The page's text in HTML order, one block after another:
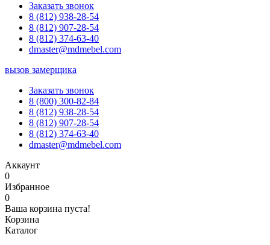
Заказать звонок
8 (812) 938-28-54
8 (812) 907-28-54
8 (812) 374-63-40
dmaster@mdmebel.com
вызов замерщика
Заказать звонок
8 (800) 300-82-84
8 (812) 938-28-54
8 (812) 907-28-54
8 (812) 374-63-40
dmaster@mdmebel.com
Аккаунт
0
Избранное
0
Ваша корзина пуста!
Корзина
Каталог